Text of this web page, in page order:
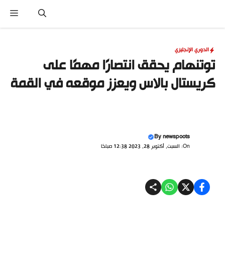
المحتوى
الدوري الإنجليزي
توتنهام يحقق انتصارًا مهمًا على
كريستال بالاس ويعزز موقعه في القمة
Bynewspoots
On: السبت, أكتوبر 28, 2023 12:38 صباحًا